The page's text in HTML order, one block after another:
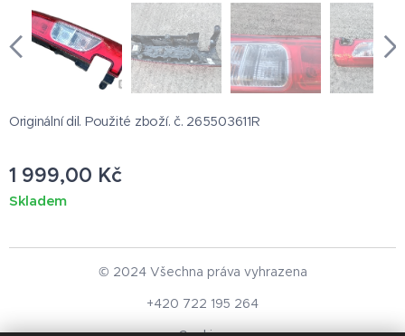
Originální dil. Použité zboží. č. 265503611R
1 999,00 Kč
Skladem
© 2024 Všechna práva vyhrazena
+420 722 195 264